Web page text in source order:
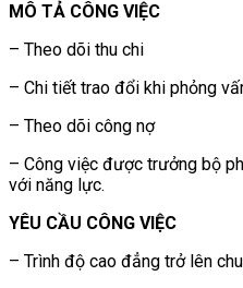
MÔ TẢ CÔNG VIỆC
– Theo dõi thu chi
– Chi tiết trao đổi khi phỏng
– Theo dõi công nợ
– Công việc được trưởng bộ
với năng lực.
YÊU CẦU CÔNG VIỆC
– Trình độ cao đẳng trở lên